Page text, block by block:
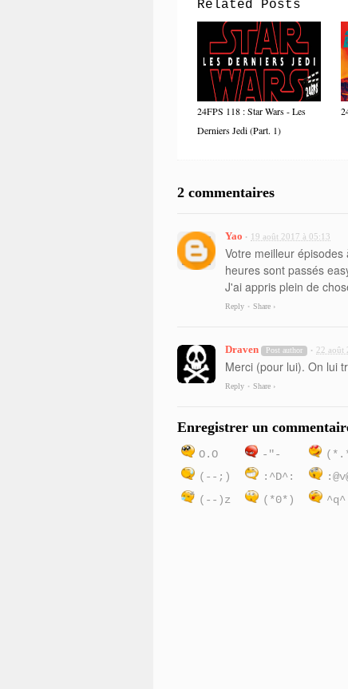
Related Posts
24FPS 118 : Star Wars - Les
Derniers Jedi (Part. 1)
2 commentaires
Yao • 19 août 2017 à 05:13
Votre meilleur
heures sont passés
J'ai appris plein de
Reply • Share ›
Draven Post author • 22 août
Merci (pour lui). On lui
Reply • Share ›
Enregistrer un
O.O -"-
(--;)
:^D^:
(--)z
(*0*) ^q^